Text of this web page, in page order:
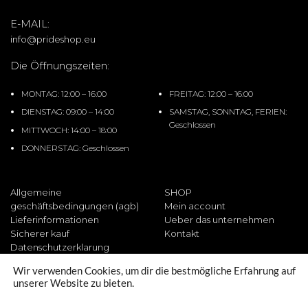
Allgemeine
geschäftsbedingungen (agb)
Lieferinformationen
Sicherer kauf
Datenschutzerklarung
SHOP
Mein account
Ueber das unternehmen
Kontakt
E-MAIL:
info@prideshop.eu
Die Öffnungszeiten:
MONTAG: 12:00 – 16:00
DIENSTAG: 09:00 – 14:00
MITTWOCH: 14:00 – 18:00
DONNERSTAG: Geschlossen
FREITAG: 12:00 – 16:00
SAMSTAG, SONNTAG, FERIEN:
Geschlossen
Wir verwenden Cookies, um dir die bestmögliche Erfahrung auf
unserer Website zu bieten.